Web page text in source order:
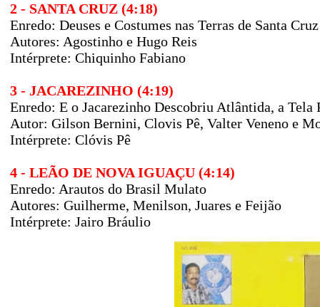
2 - SANTA CRUZ (4:18)
Enredo: Deuses e Costumes nas Terras de Santa Cruz
Autores: Agostinho e Hugo Reis
Intérprete: Chiquinho Fabiano
3 - JACAREZINHO (4:19)
Enredo: E o Jacarezinho Descobriu Atlântida, a Tela
Autor: Gilson Bernini, Clovis Pê, Valter Veneno e
Intérprete: Clóvis Pê
4 - LEÃO DE NOVA IGUAÇU (4:14)
Enredo: Arautos do Brasil Mulato
Autores: Guilherme, Menilson, Juares e Feijão
Intérprete: Jairo Bráulio